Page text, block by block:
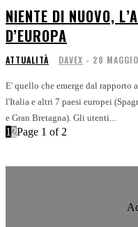
NIENTE DI NUOVO,
D’EUROPA
ATTUALITÀ DAVEX - 28
E' quello che emerge dal rapporto
l'Italia e altri 7 paesi europei
e Gran Bretagna). Gli utenti...
1 2Page 1 of 2